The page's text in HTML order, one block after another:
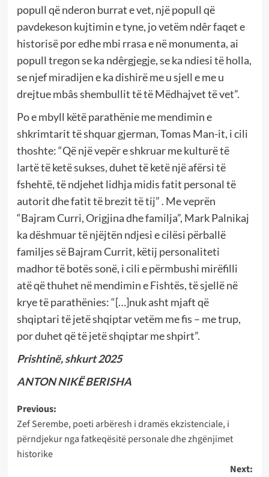
popull që nderon burrat e vet, një popull që
pavdekeson kujtimin e tyne, jo vetëm ndêr faqet e
historisë por edhe mbi rrasa e në monumenta, ai
popull tregon se ka ndêrgjegje, se ka ndiesi të holla,
se njef miradijen e ka dishirë me u sjell e me u
drejtue mbâs shembullit të të Mëdhajvet të vet”.
Po e mbyll këtë parathënie me mendimin e
shkrimtarit të shquar gjerman, Tomas Man-it, i cili
thoshte: “Që një vepër e shkruar me kulturë të
lartë të ketë sukses, duhet të ketë një afërsi të
fshehtë, të ndjehet lidhja midis fatit personal të
autorit dhe fatit të brezit të tij” . Me veprën
“Bajram Curri, Origjina dhe familja”, Mark Palnikaj
ka dëshmuar të njëjtën ndjesi e cilësi përballë
familjes së Bajram Currit, këtij personaliteti
madhor të botës sonë, i cili e përmbushi mirëfilli
atë që thuhet në mendimin e Fishtës, të sjellë në
krye të parathënies: “[…]nuk asht mjaft që
shqiptari të jetë shqiptar vetëm me fis – me trup,
por duhet që të jetë shqiptar me shpirt”.
Prishtinë, shkurt 2025
ANTON NIKË BERISHA
Post
navigation
Previous:
Zef Serembe, poeti arbëresh i dramës ekzistenciale, i
përndjekur nga fatkeqësitë personale dhe zhgënjimet
historike
Next: